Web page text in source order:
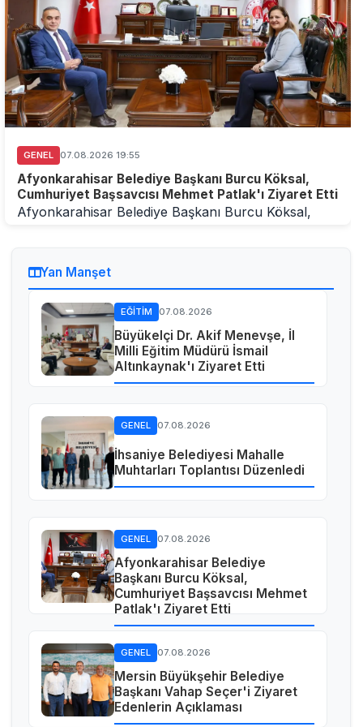
GENEL 07.08.2026 19:55
Afyonkarahisar Belediye Başkanı Burcu Köksal,
Cumhuriyet Başsavcısı Mehmet Patlak'ı Ziyaret Etti
Afyonkarahisar Belediye Başkanı Burcu Köksal,
Yan Manşet
EĞITIM 07.08.2026
Büyükelçi Dr. Akif Menevşe, İl
Milli Eğitim Müdürü İsmail
Altınkaynak'ı Ziyaret Etti
GENEL 07.08.2026
İhsaniye Belediyesi Mahalle
Muhtarları Toplantısı Düzenledi
GENEL 07.08.2026
Afyonkarahisar Belediye
Başkanı Burcu Köksal,
Cumhuriyet Başsavcısı Mehmet
Patlak'ı Ziyaret Etti
GENEL 07.08.2026
Mersin Büyükşehir Belediye
Başkanı Vahap Seçer'i Ziyaret
Edenlerin Açıklaması